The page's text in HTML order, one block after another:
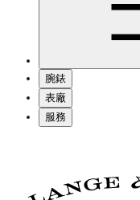
腕錶
表廠
服務